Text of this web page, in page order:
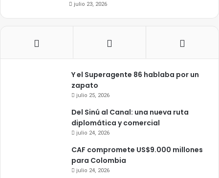
julio 23, 2026
Y el Superagente 86 hablaba por un
zapato
julio 25, 2026
Del Sinú al Canal: una nueva ruta
diplomática y comercial
julio 24, 2026
CAF compromete US$9.000 millones
para Colombia
julio 24, 2026